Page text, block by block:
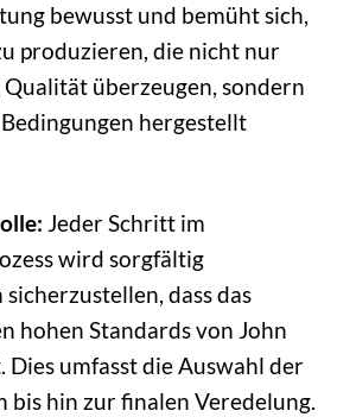
bewusst und bemüht sich,
produzieren, die nicht nur
überzeugen, sondern
hergestellt
Jeder Schritt im
wird sorgfältig
dass das
hohen Standards von John
Dies umfasst die Auswahl der
bis hin zur finalen Veredelung.